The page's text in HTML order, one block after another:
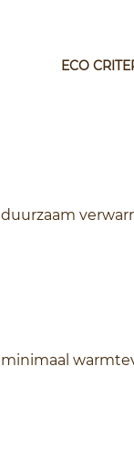
duurzaam
minimaal
ECO